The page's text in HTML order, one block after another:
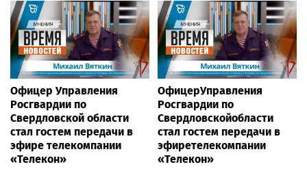
Офицер Управления
Росгвардии по
Свердловской области
стал гостем передачи в
эфире телекомпании
«Телекон»
ОфицерУправления
Росгвардии по
Свердловскойобласти
стал гостем передачи в
эфиретелекомпании
«Телекон»